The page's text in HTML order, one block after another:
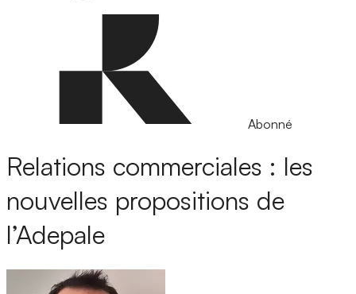
Abonné
Relations commerciales : les
nouvelles propositions de
l’Adepale